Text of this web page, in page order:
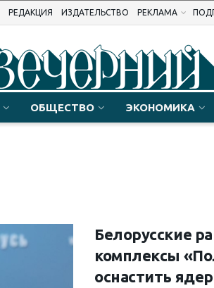
РЕДАКЦИЯ ИЗДАТЕЛЬСТВО РЕКЛАМА
ОБЩЕСТВО ЭКОНОМИКА
Белорусские
комплексы
оснастить